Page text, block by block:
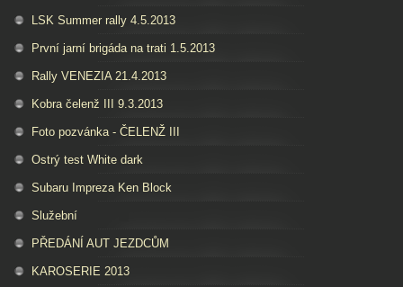
LSK Summer rally 4.5.2013
První jarní brigáda na trati 1.5.2013
Rally VENEZIA 21.4.2013
Kobra čelenž III 9.3.2013
Foto pozvánka - ČELENŽ III
Ostrý test White dark
Subaru Impreza Ken Block
Služební
PŘEDÁNÍ AUT JEZDCŮM
KAROSERIE 2013